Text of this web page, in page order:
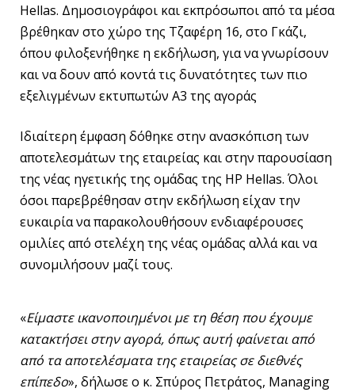
Hellas. Δημοσιογράφοι και εκπρόσωποι από τα μέσα
βρέθηκαν στο χώρο της Τζαφέρη 16, στο Γκάζι,
όπου φιλοξενήθηκε η εκδήλωση, για να γνωρίσουν
και να δουν από κοντά τις δυνατότητες των πιο
εξελιγμένων εκτυπωτών A3 της αγοράς
Ιδιαίτερη έμφαση δόθηκε στην ανασκόπιση των
αποτελεσμάτων της εταιρείας και στην παρουσίαση
της νέας ηγετικής της ομάδας της HP Hellas. Όλοι
όσοι παρεβρέθησαν στην εκδήλωση είχαν την
ευκαιρία να παρακολουθήσουν ενδιαφέρουσες
ομιλίες από στελέχη της νέας ομάδας αλλά και να
συνομιλήσουν μαζί τους.
«Είμαστε ικανοποιημένοι με τη θέση που έχουμε
κατακτήσει στην αγορά, όπως αυτή φαίνεται από
από τα αποτελέσματα της εταιρείας σε διεθνές
επίπεδο», δήλωσε ο κ. Σπύρος Πετράτος, Managing